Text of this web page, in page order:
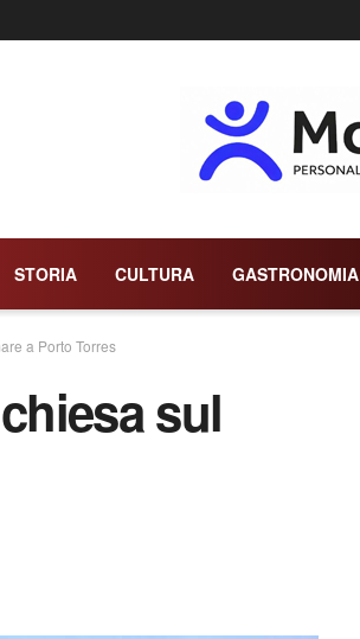
STORIA CULTURA GASTRONOMIA
a Porto Torres
sul